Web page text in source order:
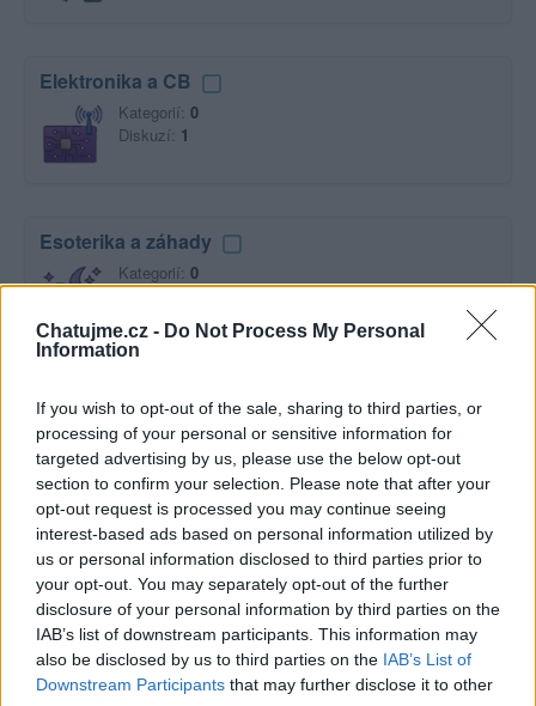
Chatujme.cz - Do Not Process My Personal
Information
If you wish to opt-out of the sale, sharing to third parties, or
processing of your personal or sensitive information for
targeted advertising by us, please use the below opt-out
section to confirm your selection. Please note that after your
opt-out request is processed you may continue seeing
interest-based ads based on personal information utilized by
us or personal information disclosed to third parties prior to
your opt-out. You may separately opt-out of the further
disclosure of your personal information by third parties on the
IAB’s list of downstream participants. This information may
also be disclosed by us to third parties on the IAB’s List of
Downstream Participants that may further disclose it to other
Elektronika a CB
Kategorií: 0
Diskuzí: 1
Esoterika a záhady
Kategorií: 0
Diskuzí:9
Film a televize
Kategorií:2
Diskuzí:19
Hudba
Kategorií:0
Diskuzí:47